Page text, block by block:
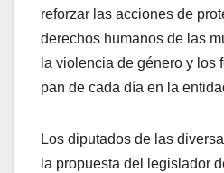
reforzar las acciones de
derechos humanos de las
la violencia de género y los
pan de cada día en la
Los diputados de las
la propuesta del legislador